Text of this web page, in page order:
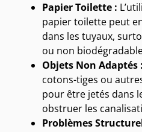
Papier Toilette :
papier toilette peut
dans les tuyaux,
ou non
Objets Non Adaptés :
cotons-tiges ou
pour être jetés dans
obstruer les
Problèmes